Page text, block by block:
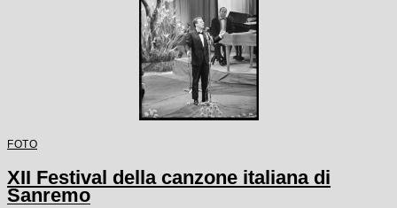
FOTO
XII Festival della canzone italiana di
Sanremo